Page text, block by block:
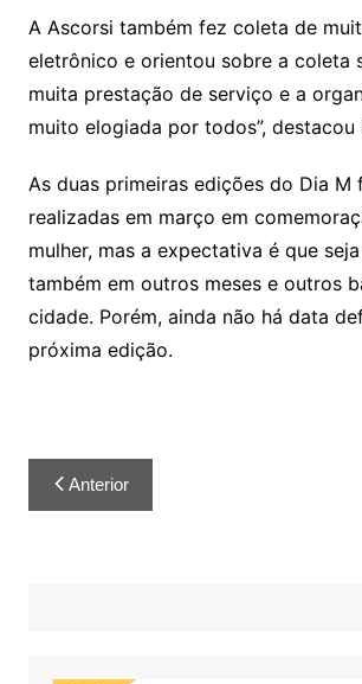
A Ascorsi também fez coleta de
eletrônico e orientou sobre a coleta
muita prestação de serviço e a
muito elogiada por todos”, destacou
As duas primeiras edições do Dia M
realizadas em março em
mulher, mas a expectativa é que
também em outros meses e outros
cidade. Porém, ainda não há data
próxima edição.
Anterior